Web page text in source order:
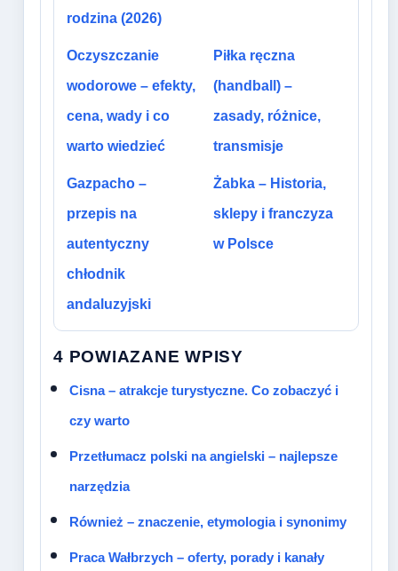
rodzina (2026)
Oczyszczanie
wodorowe – efekty,
cena, wady i co
warto wiedzieć
Piłka ręczna
(handball) –
zasady, różnice,
transmisje
Gazpacho –
przepis na
autentyczny
chłodnik
andaluzyjski
Żabka – Historia,
sklepy i franczyza
w Polsce
4 POWIAZANE WPISY
Cisna – atrakcje turystyczne. Co zobaczyć i
czy warto
Przetłumacz polski na angielski – najlepsze
narzędzia
Również – znaczenie, etymologia i synonimy
Praca Wałbrzych – oferty, porady i kanały